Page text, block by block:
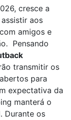
cresce a
aos
amigos e
Pensando
transmitir os
para
expectativa da
manterá o
Durante os